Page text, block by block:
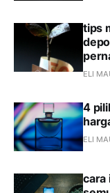
tips
ELI
4
ELI
cara